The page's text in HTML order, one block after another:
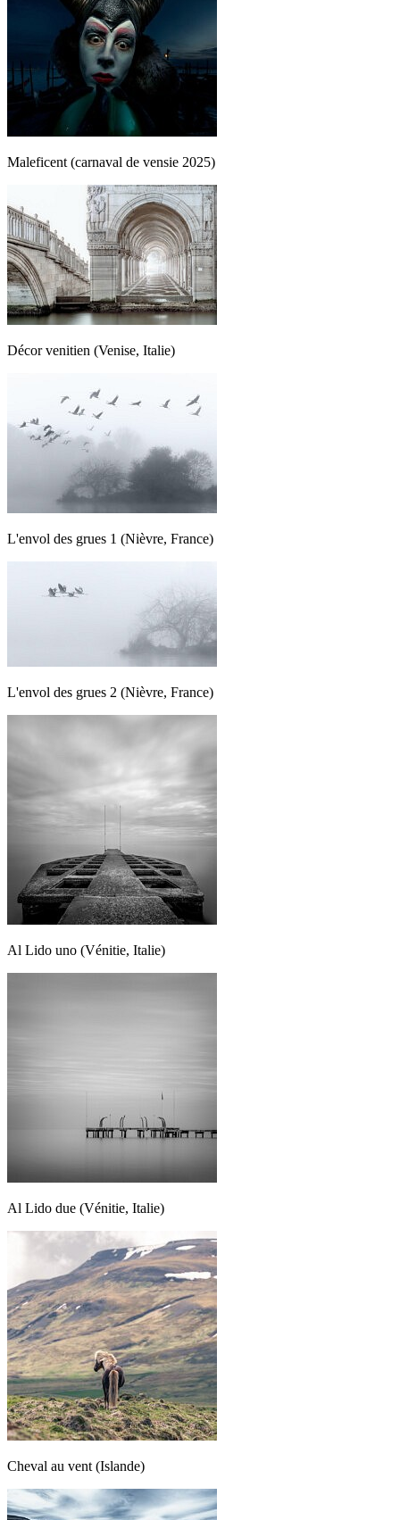
Maleficent (carnaval de vensie 2025)
Décor venitien (Venise, Italie)
L'envol des grues 1 (Nièvre, France)
L'envol des grues 2 (Nièvre, France)
Al Lido uno (Vénitie, Italie)
Al Lido due (Vénitie, Italie)
Cheval au vent (Islande)